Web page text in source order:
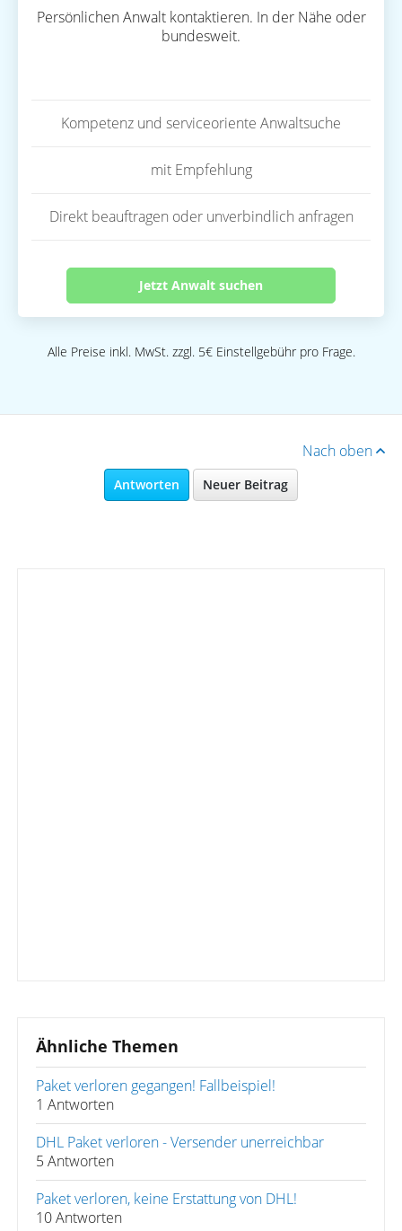
Persönlichen Anwalt kontaktieren. In der Nähe oder
bundesweit.
Kompetenz und serviceoriente Anwaltsuche
mit Empfehlung
Direkt beauftragen oder unverbindlich anfragen
Jetzt Anwalt suchen
Alle Preise inkl. MwSt. zzgl. 5€ Einstellgebühr pro Frage.
Nach oben
Antworten Neuer Beitrag
Ähnliche Themen
Paket verloren gegangen! Fallbeispiel!
1 Antworten
DHL Paket verloren - Versender unerreichbar
5 Antworten
Paket verloren, keine Erstattung von DHL!
10 Antworten